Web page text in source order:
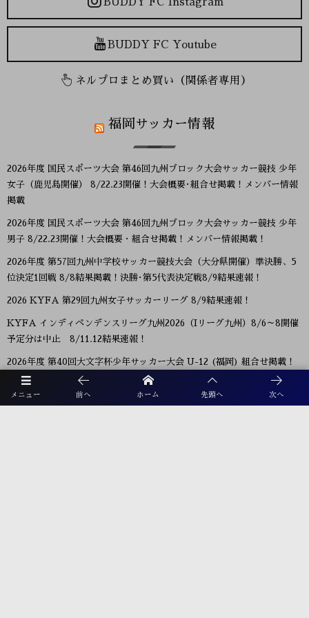
メニュー 前へ ホーム 先頭へ 次へ
BUDDY FC Youtube
ネルプロまとめ買い（関係者専用）
福岡サッカー情報
2026年度 国民スポーツ大会 第46回九州ブロック大会サッカー競技 少年
女子（鹿児島開催） 8/22.23開催！大会概要･組合せ掲載！メンバー情報
掲載
2026年度 国民スポーツ大会 第46回九州ブロック大会サッカー競技 少年
男子 8/22.23開催！大会概要・組合せ掲載！メンバー情報掲載！
2026年度 第57回九州中学校サッカー競技大会（大分県開催）準決勝、5
位決定1回戦 8/8結果掲載！決勝･第5代表決定戦8/9結果速報！
2026 KYFA 第29回九州女子サッカーリーグ 8/9結果速報！
KYFA インディペンデンスリーグ九州2026（Iリーグ九州）8/6～8開催
予定分は中止 8/11.12結果速報！
2026年度 第40回大文字杯少年サッカー大会 U-12 (福岡) 組合せ掲載！
8/8,9結果速報！
2026年度 KYFA第43回九州女子サッカー選手権大会 兼 第48回皇后杯九